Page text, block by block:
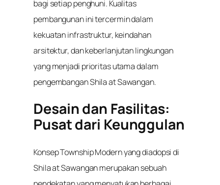
bagi setiap penghuni. Kualitas
pembangunan ini tercermin dalam
kekuatan infrastruktur, keindahan
arsitektur, dan keberlanjutan lingkungan
yang menjadi prioritas utama dalam
pengembangan Shila at Sawangan.
Desain dan Fasilitas:
Pusat dari Keunggulan
Konsep Township Modern yang diadopsi di
Shila at Sawangan merupakan sebuah